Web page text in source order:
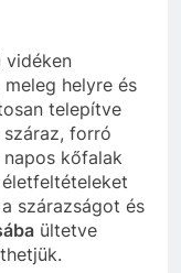
vidéken
helyre és
telepítve
forró
kőfalak
szárazságot és
ültetve